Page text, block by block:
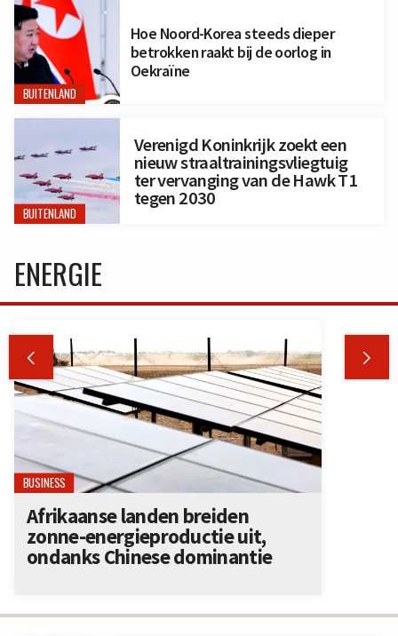
BUITENLAND
Hoe Noord-Korea steeds dieper
betrokken raakt bij de oorlog in
Oekraïne
BUITENLAND
Verenigd Koninkrijk zoekt een
nieuw straaltrainingsvliegtuig
ter vervanging van de Hawk T1
tegen 2030
ENERGIE
 
BUSINESS
Afrikaanse landen breiden
zonne-energieproductie uit,
ondanks Chinese dominantie